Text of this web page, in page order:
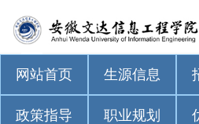
网站首页 生源信息
政策指导 职业规划